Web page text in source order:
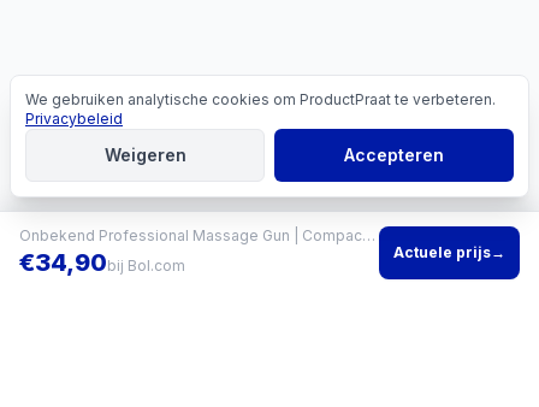
Onbekend Professional Massage Gun | Compact met 4 koppen en LCD-display
€34,90bij Bol.com
Actuele prijs→
Cookies
We gebruiken analytische cookies om ProductPraat te verbeteren.
Privacybeleid
Weigeren Accepteren